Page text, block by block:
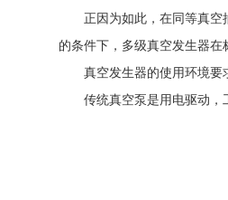
正因为如此，在同等真空抽
的条件下，多级真空发生器
真空发生器的使用环境要求
传统真空泵是用电驱动，